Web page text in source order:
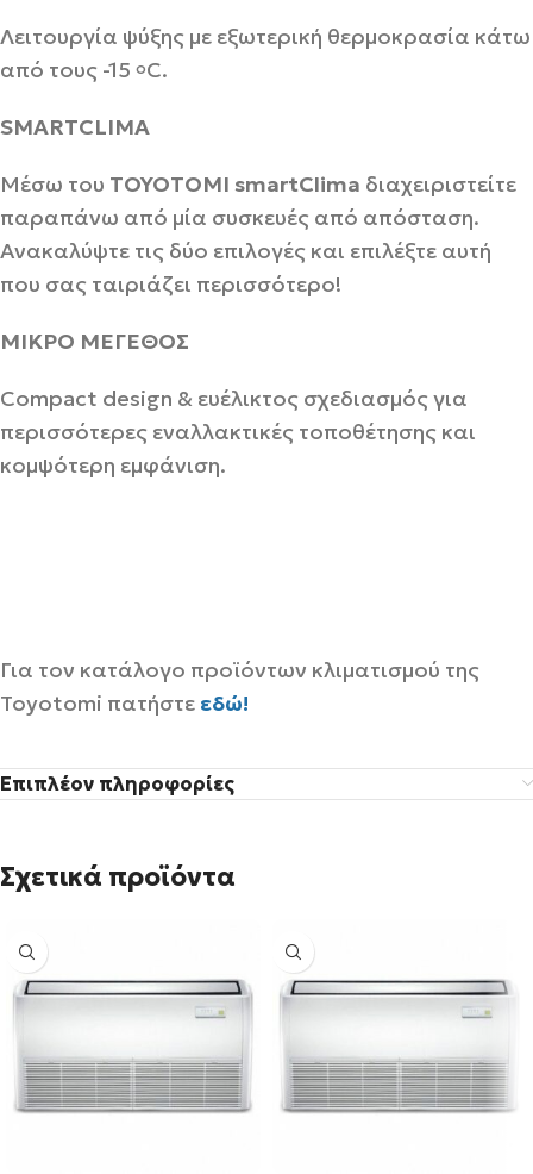
Λειτουργία ψύξης με εξωτερική θερμοκρασία κάτω
από τους -15 oC.
SMARTCLIMA
Μέσω του TOYOTOMI smartClima διαχειριστείτε
παραπάνω από μία συσκευές από απόσταση.
Ανακαλύψτε τις δύο επιλογές και επιλέξτε αυτή
που σας ταιριάζει περισσότερο!
ΜΙΚΡΟ ΜΕΓΕΘΟΣ
Compact design & ευέλικτος σχεδιασμός για
περισσότερες εναλλακτικές τοποθέτησης και
κομψότερη εμφάνιση.
Για τον κατάλογο προϊόντων κλιματισμού της
Toyotomi πατήστε εδώ!
Επιπλέον πληροφορίες
Σχετικά προϊόντα